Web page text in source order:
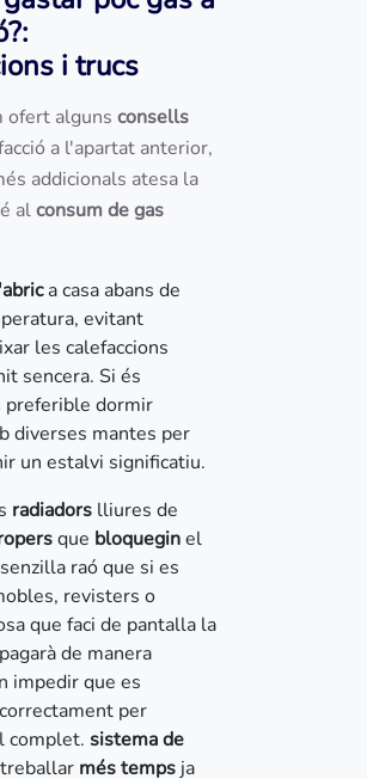
i trucs
ofert alguns consells
a l'apartat anterior,
addicionals atesa la
alconsum de gas
a casa abans de
evitant
les calefaccions
sencera. Si és
preferible dormir
diverses mantes per
un estalvi significatiu.
radiadors lliures de
que bloqueginel
raó que si es
revisters o
que faci de pantalla la
de manera
impedir que es
per
complet. sistema de
més temps ja